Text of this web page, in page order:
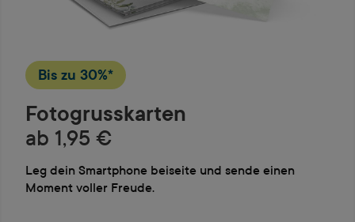
Bis zu 30%*
Fotogrusskarten
ab 1,95 €
Leg dein Smartphone beiseite und sende einen
Moment voller Freude.